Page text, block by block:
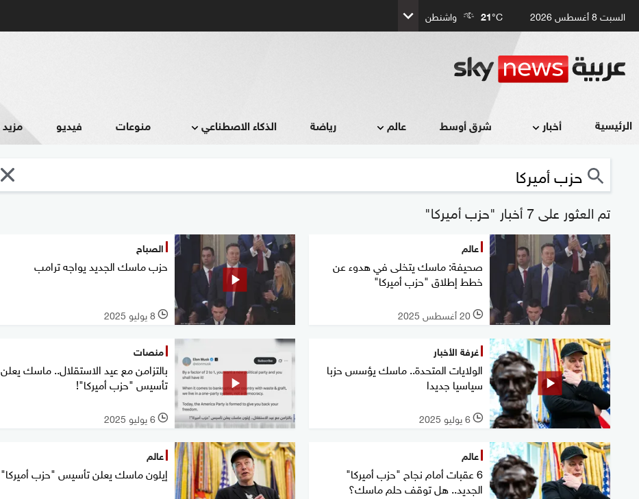
السبت 8 أغسطس 2026 21°C واشنطن
الرئيسية أخبار شرق أوسط عالم رياضة الذكاء الاصطناعي منوعات فيديو مزيد
تم العثور على 7 أخبار "حزب أميركا"
عالم
صحيفة: ماسك يتخلى في هدوء عن
خطط إطلاق "حزب أميركا"
l 20 أغسطس 2025
الصباح
حزب ماسك الجديد يواجه ترامب
l 8 يوليو 2025
غرفة الأخبار
الولايات المتحدة.. ماسك يؤسس حزبا
سياسيا جديدا
l 6 يوليو 2025
منصات
بالتزامن مع عيد الاستقلال.. ماسك يعلن
تأسيس "حزب أميركا"!
l 6 يوليو 2025
عالم
6 عقبات أمام نجاح "حزب أميركا"
الجديد.. هل توقف حلم ماسك؟
عالم
إيلون ماسك يعلن تأسيس "حزب أميركا"